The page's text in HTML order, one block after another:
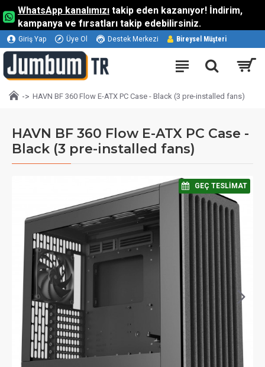
WhatsApp kanalımızı takip eden kazanıyor! İndirim,
kampanya ve fırsatları takip edebilirsiniz.
Giriş Yap Üye Ol Destek Merkezi Bireysel Müşteri
HAVN BF 360 Flow E-ATX PC Case - Black (3 pre-installed fans)
HAVN BF 360 Flow E-ATX PC Case -
Black (3 pre-installed fans)
⠀GEÇ TESLIMAT